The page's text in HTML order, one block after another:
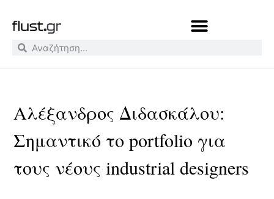
Αλέξανδρος Διδασκάλου:
Σημαντικό το portfolio για
τους νέους industrial designers